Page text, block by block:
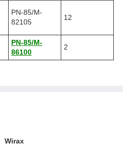
PN-85/M-
82105
12
PN-85/M-
86100
2
Wirax